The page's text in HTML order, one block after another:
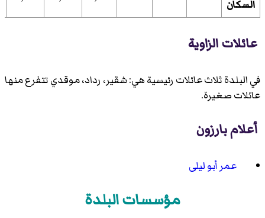
السكان
عائلات الزاوية
في البلدة ثلاث عائلات رئيسية هي: شقير، رداد، موقدي تتفرع منها
عائلات صغيرة.
أعلام بارزون
عمر أبو ليلى
مؤسسات البلدة